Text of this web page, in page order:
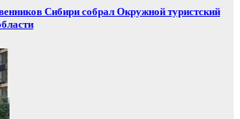
Сибири собрал Окружной туристский